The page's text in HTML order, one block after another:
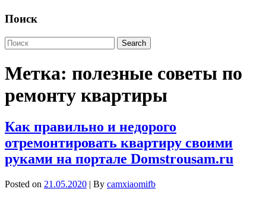
Поиск
Метка: полезные советы по
ремонту квартиры
Как правильно и недорого
отремонтировать квартиру своими
руками на портале Domstrousam.ru
Posted on 21.05.2020 | By camxiaomifb